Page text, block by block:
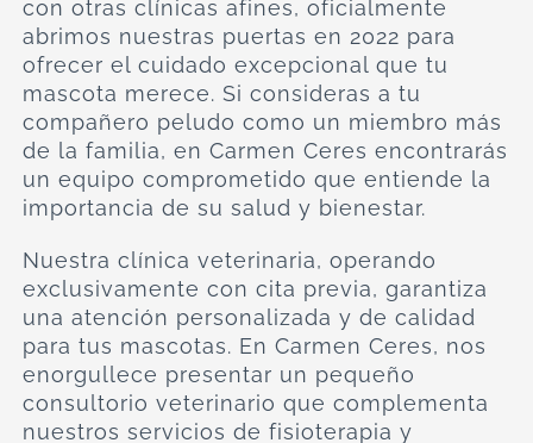
con otras clínicas afines, oficialmente
abrimos nuestras puertas en 2022 para
ofrecer el cuidado excepcional que tu
mascota merece. Si consideras a tu
compañero peludo como un miembro más
de la familia, en Carmen Ceres encontrarás
un equipo comprometido que entiende la
importancia de su salud y bienestar.
Nuestra clínica veterinaria, operando
exclusivamente con cita previa, garantiza
una atención personalizada y de calidad
para tus mascotas. En Carmen Ceres, nos
enorgullece presentar un pequeño
consultorio veterinario que complementa
nuestros servicios de fisioterapia y